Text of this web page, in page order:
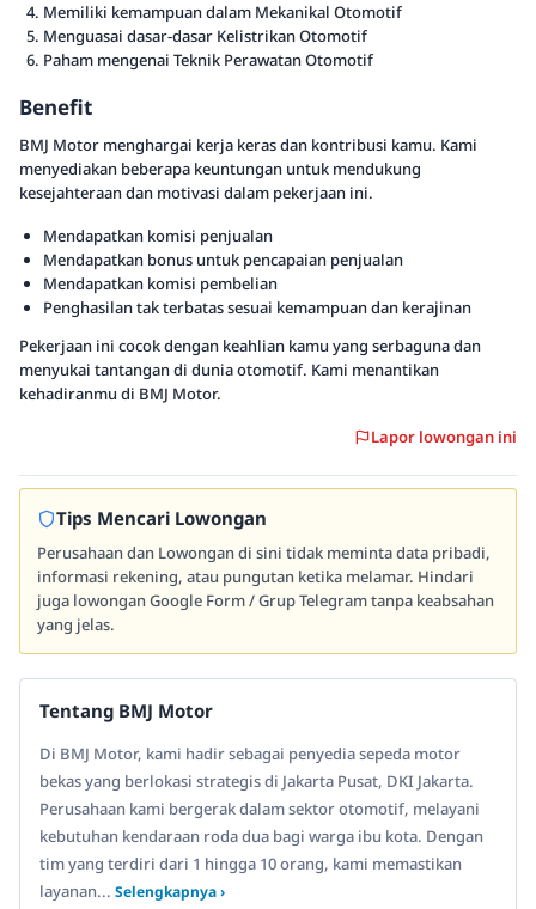
Memiliki kemampuan dalam Mekanikal Otomotif
Menguasai dasar-dasar Kelistrikan Otomotif
Paham mengenai Teknik Perawatan Otomotif
Benefit
BMJ Motor menghargai kerja keras dan kontribusi kamu. Kami
menyediakan beberapa keuntungan untuk mendukung
kesejahteraan dan motivasi dalam pekerjaan ini.
Mendapatkan komisi penjualan
Mendapatkan bonus untuk pencapaian penjualan
Mendapatkan komisi pembelian
Penghasilan tak terbatas sesuai kemampuan dan kerajinan
Pekerjaan ini cocok dengan keahlian kamu yang serbaguna dan
menyukai tantangan di dunia otomotif. Kami menantikan
kehadiranmu di BMJ Motor.
Lapor lowongan ini
Tips Mencari Lowongan
Perusahaan dan Lowongan di sini tidak meminta data pribadi,
informasi rekening, atau pungutan ketika melamar. Hindari
juga lowongan Google Form / Grup Telegram tanpa keabsahan
yang jelas.
Tentang BMJ Motor
Di BMJ Motor, kami hadir sebagai penyedia sepeda motor
bekas yang berlokasi strategis di Jakarta Pusat, DKI Jakarta.
Perusahaan kami bergerak dalam sektor otomotif, melayani
kebutuhan kendaraan roda dua bagi warga ibu kota. Dengan
tim yang terdiri dari 1 hingga 10 orang, kami memastikan
layanan... Selengkapnya ›